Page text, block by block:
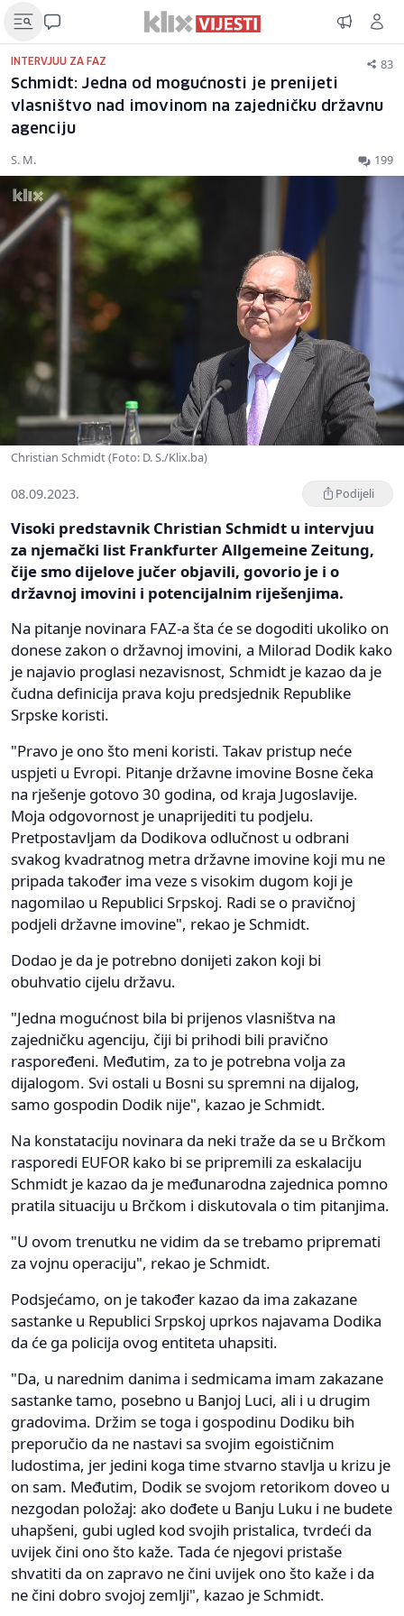
INTERVJUU ZA FAZ 83
Schmidt: Jedna od mogućnosti je prenijeti
vlasništvo nad imovinom na zajedničku državnu
agenciju
S. M. 199
Christian Schmidt (Foto: D. S./Klix.ba)
08.09.2023. Podijeli
Visoki predstavnik Christian Schmidt u intervjuu
za njemački list Frankfurter Allgemeine Zeitung,
čije smo dijelove jučer objavili, govorio je i o
državnoj imovini i potencijalnim riješenjima.
Na pitanje novinara FAZ-a šta će se dogoditi ukoliko on
donese zakon o državnoj imovini, a Milorad Dodik kako
je najavio proglasi nezavisnost, Schmidt je kazao da je
čudna definicija prava koju predsjednik Republike
Srpske koristi.
"Pravo je ono što meni koristi. Takav pristup neće
uspjeti u Evropi. Pitanje državne imovine Bosne čeka
na rješenje gotovo 30 godina, od kraja Jugoslavije.
Moja odgovornost je unaprijediti tu podjelu.
Pretpostavljam da Dodikova odlučnost u odbrani
svakog kvadratnog metra državne imovine koji mu ne
pripada također ima veze s visokim dugom koji je
nagomilao u Republici Srpskoj. Radi se o pravičnoj
podjeli državne imovine", rekao je Schmidt.
Dodao je da je potrebno donijeti zakon koji bi
obuhvatio cijelu državu.
"Jedna mogućnost bila bi prijenos vlasništva na
zajedničku agenciju, čiji bi prihodi bili pravično
raspoređeni. Međutim, za to je potrebna volja za
dijalogom. Svi ostali u Bosni su spremni na dijalog,
samo gospodin Dodik nije", kazao je Schmidt.
Na konstataciju novinara da neki traže da se u Brčkom
rasporedi EUFOR kako bi se pripremili za eskalaciju
Schmidt je kazao da je međunarodna zajednica pomno
pratila situaciju u Brčkom i diskutovala o tim pitanjima.
"U ovom trenutku ne vidim da se trebamo pripremati
za vojnu operaciju", rekao je Schmidt.
Podsjećamo, on je također kazao da ima zakazane
sastanke u Republici Srpskoj uprkos najavama Dodika
da će ga policija ovog entiteta uhapsiti.
"Da, u narednim danima i sedmicama imam zakazane
sastanke tamo, posebno u Banjoj Luci, ali i u drugim
gradovima. Držim se toga i gospodinu Dodiku bih
preporučio da ne nastavi sa svojim egoističnim
ludostima, jer jedini koga time stvarno stavlja u krizu je
on sam. Međutim, Dodik se svojom retorikom doveo u
nezgodan položaj: ako dođete u Banju Luku i ne budete
uhapšeni, gubi ugled kod svojih pristalica, tvrdeći da
uvijek čini ono što kaže. Tada će njegovi pristaše
shvatiti da on zapravo ne čini uvijek ono što kaže i da
ne čini dobro svojoj zemlji", kazao je Schmidt.